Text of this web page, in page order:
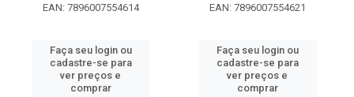
EAN: 7896007554614
Faça seu login ou
cadastre-se para
ver preços e
comprar
EAN: 7896007554621
Faça seu login ou
cadastre-se para
ver preços e
comprar